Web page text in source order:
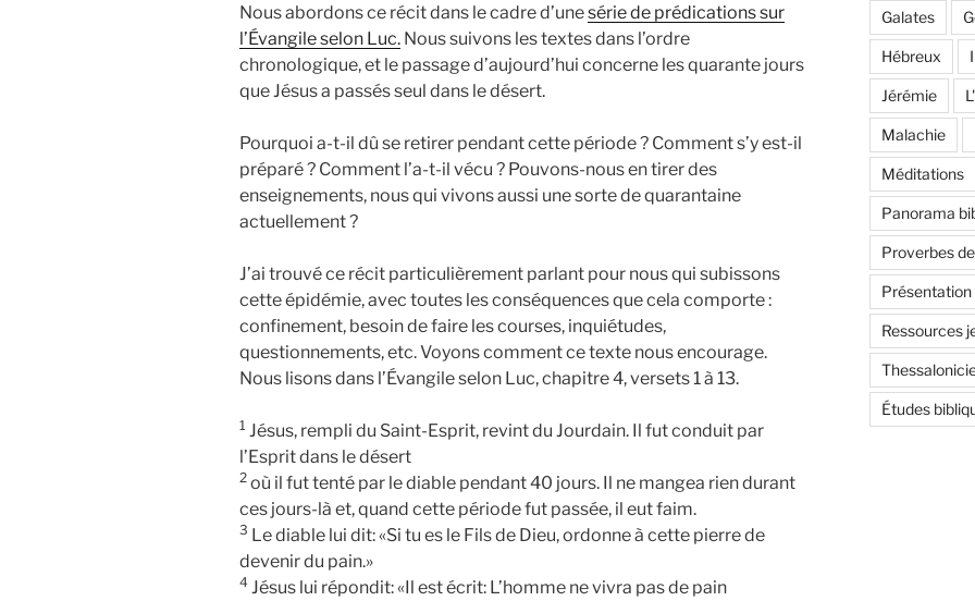
Nous abordons ce récit dans le cadre d’unesérie de prédications sur
l’Évangile selon Luc. Nous suivons les textes dans l’ordre
chronologique, et le passage d’aujourd’hui concerne les quarante jours
que Jésus a passés seul dans le désert.
Pourquoi a-t-il dû se retirer pendant cette période ? Comment s’y est-il
préparé ? Comment l’a-t-il vécu ? Pouvons-nous en tirer des
enseignements, nous qui vivons aussi une sorte de quarantaine
actuellement ?
J’ai trouvé ce récit particulièrement parlant pour nous qui subissons
cette épidémie, avec toutes les conséquences que cela comporte :
confinement, besoin de faire les courses, inquiétudes,
questionnements, etc. Voyons comment ce texte nous encourage.
Nous lisons dans l’Évangile selon Luc, chapitre 4, versets 1 à 13.
1 Jésus, rempli du Saint-Esprit, revint du Jourdain. Il fut conduit par
l’Esprit dans le désert
2 où il fut tenté par le diable pendant 40 jours. Il ne mangea rien durant
ces jours-là et, quand cette période fut passée, il eut faim.
3 Le diable lui dit: «Si tu es le Fils de Dieu, ordonne à cette pierre de
devenir du pain.»
4 Jésus lui répondit: «Il est écrit: L’homme ne vivra pas de pain
Galates
Hébreux
Jérémie
Malachie
Méditations
Panorama
Proverbes
Présentation
Ressources
Études